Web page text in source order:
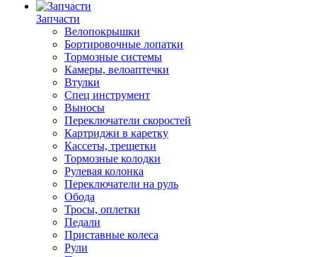
Запчасти
Велопокрышки
Бортировочные лопатки
Тормозные системы
Камеры, велоаптечки
Втулки
Спец инструмент
Выносы
Переключатели скоростей
Картриджи в каретку
Кассеты, трещетки
Тормозные колодки
Рулевая колонка
Переключатели на руль
Обода
Тросы, оплетки
Педали
Приставные колеса
Рули